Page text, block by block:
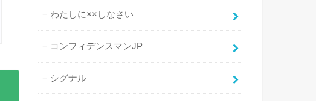
わたしに××しなさい
コンフィデンスマンJP
シグナル